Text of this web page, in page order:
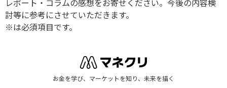
レポート・コラムの感想をお寄せください。今後の内容検
討等に参考にさせていただきます。
※は必須項目です。
お金を学び、マーケットを知り、未来を描く